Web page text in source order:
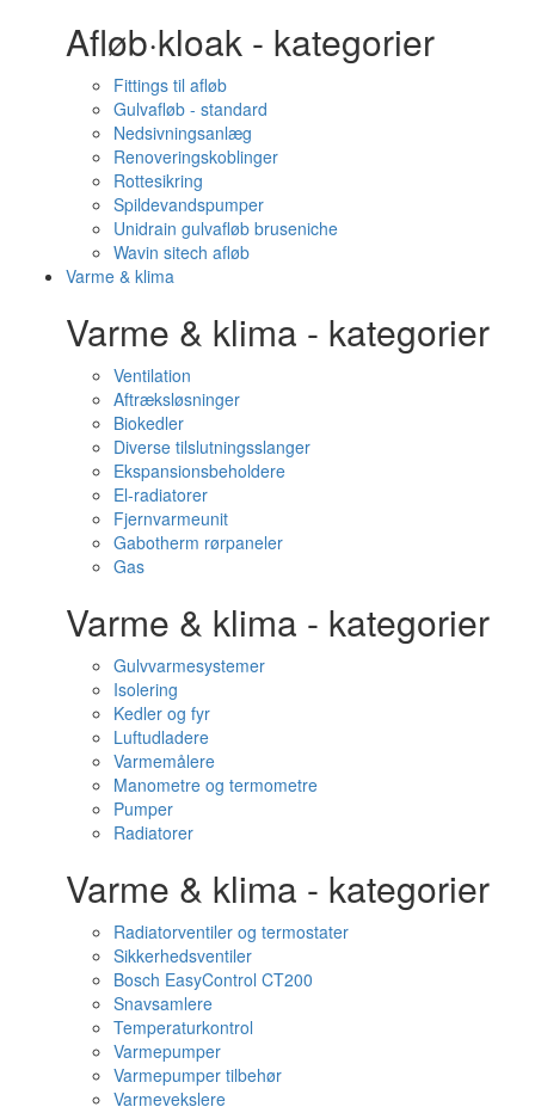
Afløb·kloak - kategorier
Fittings til afløb
Gulvafløb - standard
Nedsivningsanlæg
Renoveringskoblinger
Rottesikring
Spildevandspumper
Unidrain gulvafløb bruseniche
Wavin sitech afløb
Varme & klima
Varme & klima - kategorier
Ventilation
Aftræksløsninger
Biokedler
Diverse tilslutningsslanger
Ekspansionsbeholdere
El-radiatorer
Fjernvarmeunit
Gabotherm rørpaneler
Gas
Varme & klima - kategorier
Gulvvarmesystemer
Isolering
Kedler og fyr
Luftudladere
Varmemålere
Manometre og termometre
Pumper
Radiatorer
Varme & klima - kategorier
Radiatorventiler og termostater
Sikkerhedsventiler
Bosch EasyControl CT200
Snavsamlere
Temperaturkontrol
Varmepumper
Varmepumper tilbehør
Varmevekslere